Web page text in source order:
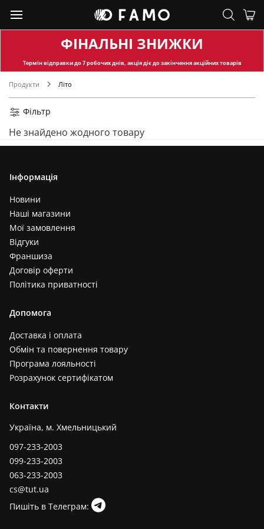
ФІНАЛЬНІ ЗНИЖКИ
Термін відправкидо 7 робочих днів, акція діє до закінчення акційних товарів
Продукти Літо
Фільтр
Не знайдено жодного товару
Інформація
Новини
Наші магазини
Мої замовлення
Відгуки
Франшиза
Договір оферти
Політика приватності
Допомога
Доставка і оплата
Обмін та повернення товару
Програма лояльності
Розрахунок сертифікатом
Контакти
Україна, м. Хмельницький
097-233-2003
099-233-2003
063-233-2003
cs@tut.ua
Пишіть в Телеграм: